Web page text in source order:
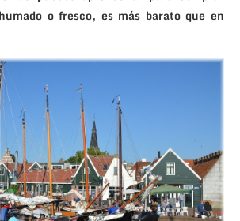
o fresco, es más barato que en